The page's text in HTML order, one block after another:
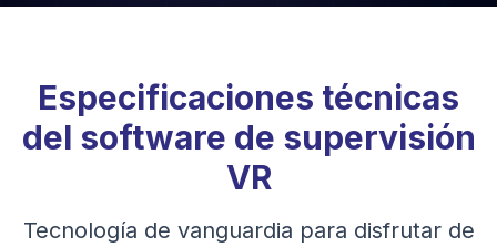
Especificaciones técnicas
del software de supervisión
VR
Tecnología de vanguardia para disfrutar de